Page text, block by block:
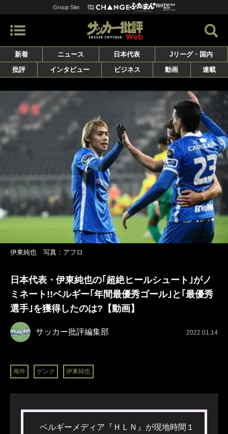
Group Site
新着 ニュース 日本代表
Jリーグ・国内
批評
インタビュー ビジネス 動画 連載
伊東純也 写真：アフロ
日本代表・伊東純也の｢超絶ヒールシュート｣がノ
ミネート!!ベルギー｢年間最優秀ゴール｣と｢最優秀
選手｣を獲得したのは?【動画】
サッカー批評編集部 2022.01.14
海外 ゲンク 伊東純也
ベルギーメディア『ＨＬＮ』が現地時間１